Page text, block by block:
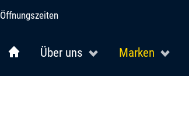
Öffnungszeiten
Über uns Marken